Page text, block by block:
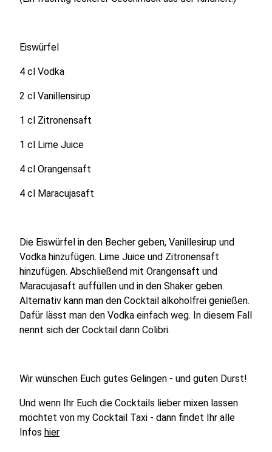
Eiswürfel
4 cl Vodka
2 cl Vanillensirup
1 cl Zitronensaft
1 cl Lime Juice
4 cl Orangensaft
4 cl Maracujasaft
Die Eiswürfel in den Becher geben, Vanillesirup und
Vodka hinzufügen. Lime Juice und Zitronensaft
hinzufügen. Abschließend mit Orangensaft und
Maracujasaft auffüllen und in den Shaker geben.
Alternativ kann man den Cocktail alkoholfrei genießen.
Dafür lässt man den Vodka einfach weg. In diesem Fall
nennt sich der Cocktail dann Colibri.
Wir wünschen Euch gutes Gelingen - und guten Durst!
Und wenn Ihr Euch die Cocktails lieber mixen lassen
möchtet von my Cocktail Taxi - dann findet Ihr alle
Infos hier